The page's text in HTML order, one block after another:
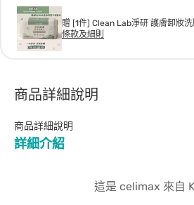
贈 [1件] Clean Lab淨研 護膚卸妝
條款及細則
商品詳細說明
商品詳細說明
詳細介紹
這是 celimax 來自